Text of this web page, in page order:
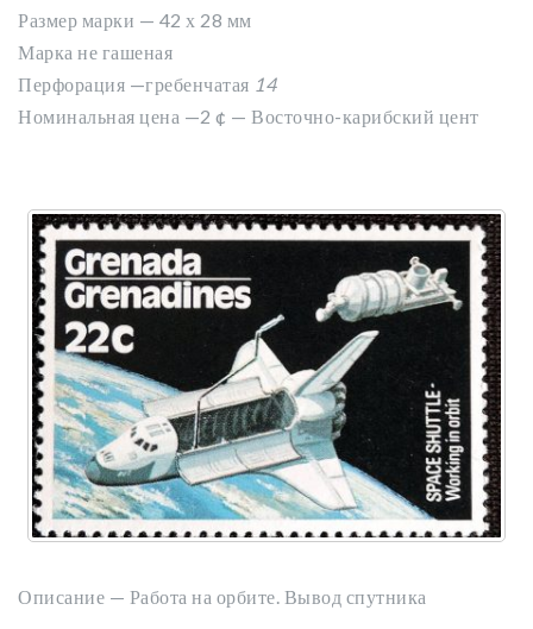
Размер марки — 42 х 28 мм
Марка не гашеная
Перфорация —гребенчатая 14
Номинальная цена —2 ¢ — Восточно-карибский цент
Описание — Работа на орбите. Вывод спутника